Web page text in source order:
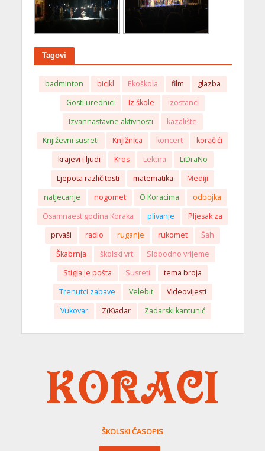
Tagovi
badminton bicikl Ekoškola film
glazba
Gosti urednici
Iz škole
izostanci
Izvannastavne aktivnosti
kazalište
Književni susreti
Knjižnica koncert
koračići
krajevi i ljudi
Kros Lektira
LiDraNo
Ljepota različitosti
matematika
Mediji
natjecanje
nogomet O Koracima
odbojka
Osamnaest godina Koraka
plivanje
Pljesak za
prvaši
radio ruganje rukomet
Šah
Škabrnja
školski vrt
Slobodno vrijeme
Stigla je pošta
Susreti
tema broja
Trenutci zabave
Velebit
Videovijesti
Vukovar
Z(K)adar Zadarski kantunić
ŠKOLSKI ČASOPIS